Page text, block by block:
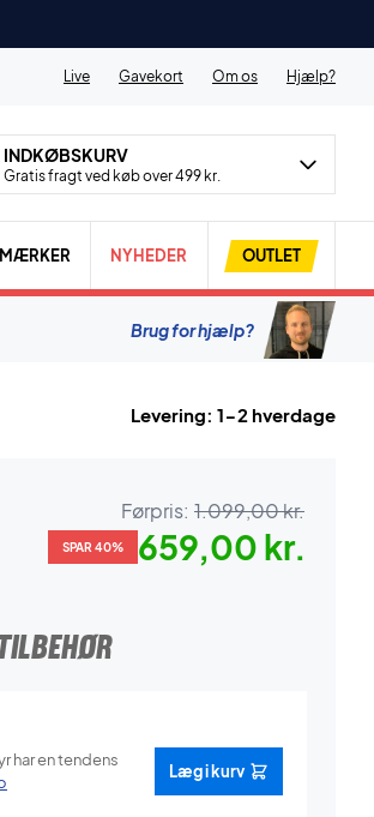
Live Gavekort Om os Hjælp?
INDKØBSKURV
Gratis fragt ved køb over 499 kr.
MÆRKER NYHEDER OUTLET
Brug for hjælp?
Levering: 1-2 hverdage
Førpris: 1.099,00 kr.
SPAR 40% 659,00 kr.
har en tendens
Læg i kurv